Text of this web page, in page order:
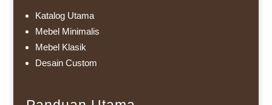
Katalog Utama
Mebel Minimalis
Mebel Klasik
Desain Custom